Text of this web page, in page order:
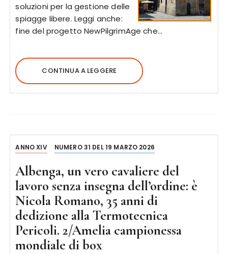
soluzioni per la gestione delle
spiagge libere. Leggi anche:
fine del progetto NewPilgrimAge che…
CONTINUA A LEGGERE
ANNO XIV NUMERO 31 DEL 19 MARZO 2026
Albenga, un vero cavaliere del
lavoro senza insegna dell’ordine: è
Nicola Romano, 35 anni di
dedizione alla Termotecnica
Pericoli. 2/Amelia campionessa
mondiale di box